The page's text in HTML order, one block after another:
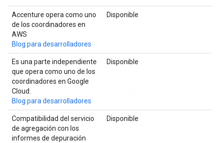
Accenture opera como uno
de los coordinadores en
AWS
Blog para desarrolladores
Disponible
Es una parte independiente
que opera como uno de los
coordinadores en Google
Cloud.
Blog para desarrolladores
Disponible
Compatibilidad del servicio
de agregación con los
informes de depuración
Disponible